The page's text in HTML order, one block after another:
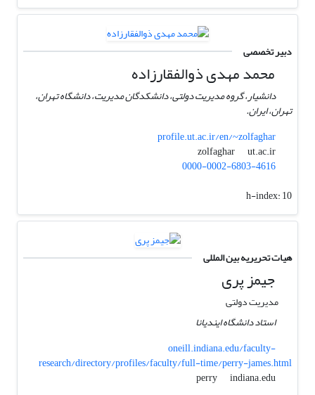
دبیر تخصصی
محمد مهدی ذوالفقارزاده
دانشیار، گروه مدیریت دولتی، دانشکدگان مدیریت، دانشگاه تهران،
تهران، ایران.
profile.ut.ac.ir/en/~zolfaghar
zolfaghar
ut.ac.ir
0000-0002-6803-4616
h-index:10
هیات تحریریه بین المللی
جیمز پری
مدیریت دولتی
استاد دانشگاه ایندیانا
oneill.indiana.edu/faculty-
research/directory/profiles/faculty/full-time/perry-james.html
perry
indiana.edu